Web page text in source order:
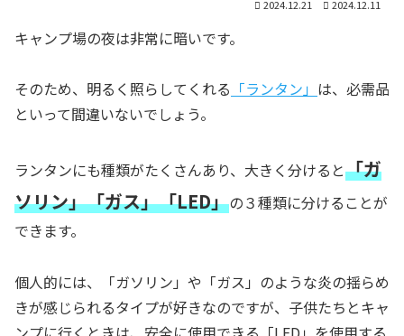
2024.12.21 2024.12.11
キャンプ場の夜は非常に暗いです。
そのため、明るく照らしてくれる 「ランタン」 は、必需品
といって間違いないでしょう。
ランタンにも種類がたくさんあり、大きく分けると「ガ
ソリン」「ガス」「LED」の３種類に分けることが
できます。
個人的には、「ガソリン」や「ガス」のような炎の揺らめ
きが感じられるタイプが好きなのですが、子供たちとキャ